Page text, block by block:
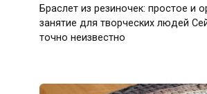
Браслет из резиночек: простое и
занятие для творческих людей
точно неизвестно